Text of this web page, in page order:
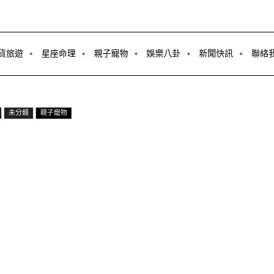
旅遊 星座命理 親子寵物 娛樂八卦 新聞快訊 聯絡
未分類 親子寵物